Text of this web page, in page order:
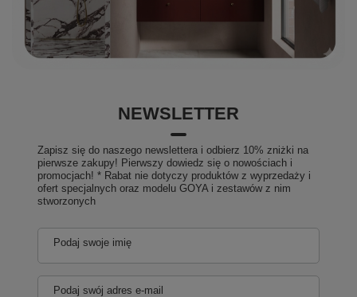
NEWSLETTER
Zapisz się do naszego newslettera i odbierz 10% zniżki na
pierwsze zakupy! Pierwszy dowiedz się o nowościach i
promocjach! * Rabat nie dotyczy produktów z wyprzedaży i
ofert specjalnych oraz modelu GOYA i zestawów z nim
stworzonych
Podaj swoje imię
Podaj swój adres e-mail